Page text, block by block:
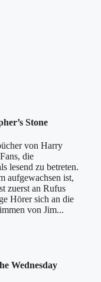
Stone
von Harry
die
lesend zu betreten.
aufgewachsen ist,
zuerst an Rufus
Hörer sich an die
von Jim...
Wednesday